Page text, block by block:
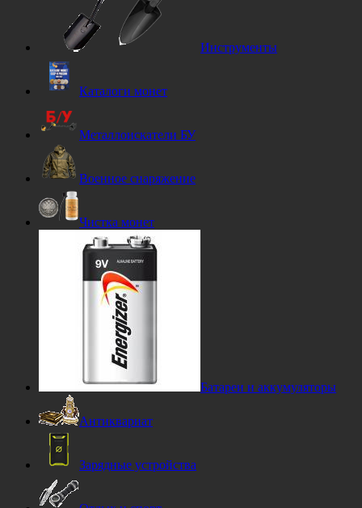
Инструменты
Каталоги монет
Металлоискатели БУ
Военное снаряжение
Чистка монет
Батареи и аккумуляторы
Антиквариат
Зарядные устройства